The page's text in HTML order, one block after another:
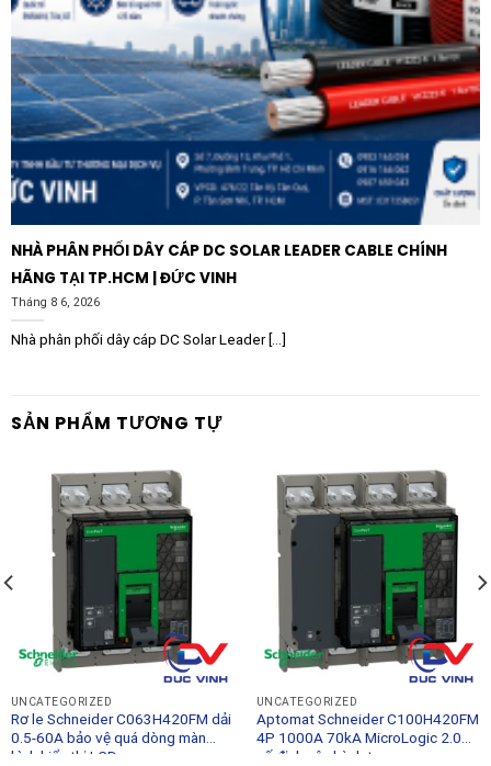
NHÀ PHÂN PHỐI DÂY CÁP DC SOLAR LEADER CABLE CHÍNH
HÃNG TẠI TP.HCM | ĐỨC VINH
Tháng 8 6, 2026
Nhà phân phối dây cáp DC Solar Leader [...]
SẢN PHẨM TƯƠNG TỰ
UNCATEGORIZED
Rơ le Schneider C063H420FM dải
0.5-60A bảo vệ quá dòng màn
hình hiển thị LCD
UNCATEGORIZED
Aptomat Schneider C100H420FM
4P 1000A 70kA MicroLogic 2.0
cố định vận hành tay